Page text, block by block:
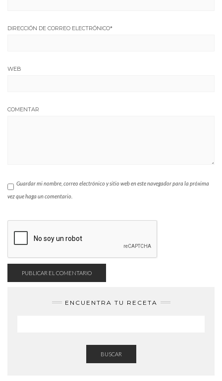
DIRECCIÓN DE CORREO ELECTRÓNICO*
WEB
COMENTAR
Guardar mi nombre, correo electrónico y sitio web en este navegador para la próxima
vez que haga un comentario.
ENCUENTRA TU RECETA
BUSCAR